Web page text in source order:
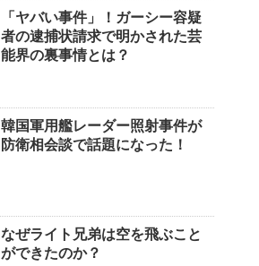
「ヤバい事件」！ガーシー容疑
者の逮捕状請求で明かされた芸
能界の裏事情とは？
韓国軍用艦レーダー照射事件が
防衛相会談で話題になった！
なぜライト兄弟は空を飛ぶこと
ができたのか？